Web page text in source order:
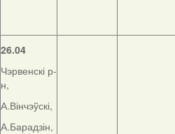
26.04
Чэрвенскі р-
н,
А.Вінчэўскі,
А.Барадзін,